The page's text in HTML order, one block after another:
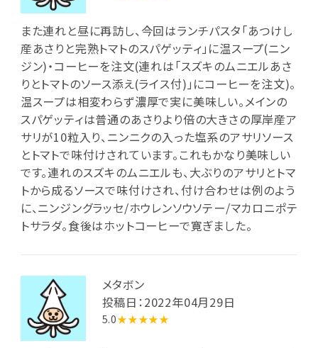
また連れと昼に再訪し、今回はランチパスタ「あつけし
産あさりと完熟トマトのスパゲッティ」に温スープ(ニン
ジン)・コーヒーを注文(連れは「スズキのムニエルあさ
りとトマトのソース添え(ライス付)」にコーヒーを注文)。
温スープは相変わらず濃厚で実に美味しい。メインの
スパゲッティは普通のあさりより倍の大きさの厚岸産ア
サリが10粒入り、ニンニクの入った塩系のアサリソース
とトマトで味付けされています。これもかなり美味しい
です。連れのスズキのムニエルも、大ぶりのアサリとトマ
トから成るソースで味付けされ、付け合わせは例のよう
に、ニンジングラッセ/ホウレンソウソテー/マカロニポテ
トサラダ。食後はホットコーヒーで寛ぎました。
メタボン
投稿日：2022年04月29日
5.0★★★★★